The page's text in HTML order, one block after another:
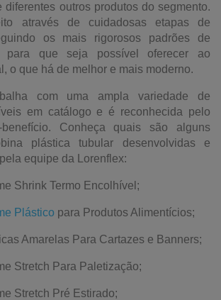
diferentes outros produtos do segmento.
através de cuidadosas etapas de
os mais rigorosos padrões de
para que seja possível oferecer ao
o que há de melhor e mais moderno.
com uma ampla variedade de
em catálogo e é reconhecida pelo
benefício. Conheça quais são alguns
plástica tubular desenvolvidas e
equipe da Lorenflex:
Shrink Termo Encolhível;
Plástico para Produtos Alimentícios;
Amarelas Para Cartazes e Banners;
Stretch Para Paletização;
Stretch Pré Estirado;